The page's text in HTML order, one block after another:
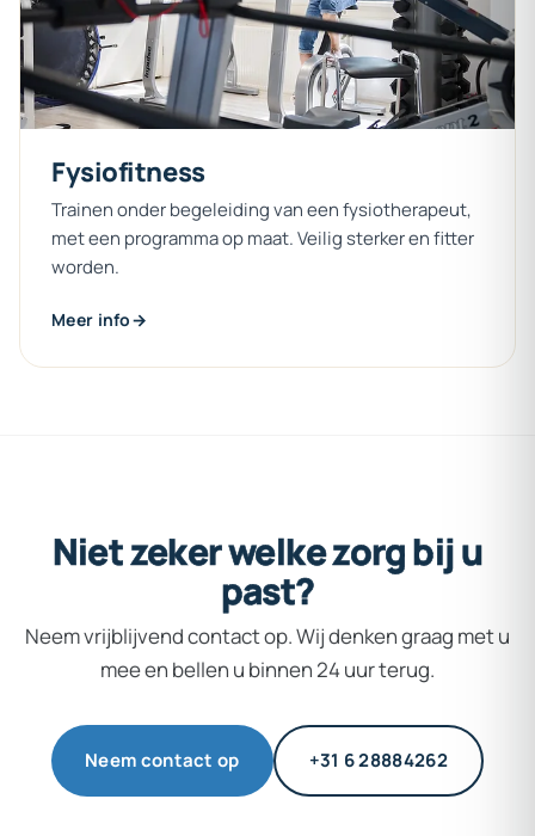
Fysiofitness
Trainen onder begeleiding van een fysiotherapeut,
met een programma op maat. Veilig sterker en fitter
worden.
Meer info
Nietzekerwelkezorgbiju
past?
Neem vrijblijvend contact op. Wij denken graag met u
mee en bellen u binnen 24 uur terug.
Neem contact op +31 6 28884262